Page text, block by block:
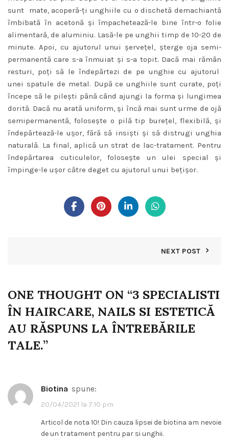
sunt mate, acoperă-ţi unghiile cu o dischetă demachiantă
îmbibată în acetonă şi împachetează-le bine într-o folie
alimentară, de aluminiu. Lasă-le pe unghii timp de 10-20 de
minute. Apoi, cu ajutorul unui şerveţel, şterge oja semi-
permanentă care s-a înmuiat şi s-a topit. Dacă mai rămân
resturi, poţi să le îndepărtezi de pe unghie cu ajutorul
unei spatule de metal. După ce unghiile sunt curate, poţi
începe să le pileşti până când ajungi la forma şi lungimea
dorită. Dacă nu arată uniform, şi încă mai sunt urme de ojă
semipermanentă, foloseşte o pilă tip bureţel, flexibilă, şi
îndepărtează-le uşor, fără să insişti şi să distrugi unghia
naturală. La final, aplică un strat de lac-tratament. Pentru
îndepărtarea cuticulelor, foloseşte un ulei special şi
împinge-le uşor către deget cu ajutorul unui beţişor.
NEXT POST
ONE THOUGHT ON “3 SPECIALISTI
ÎN HAIRCARE, NAILS SI ESTETICĂ
AU RĂSPUNS LA ÎNTREBĂRILE
TALE.”
biotina spune:
20/04/2021 la 7:10 pm
Articol de nota 10! Din cauza lipsei de biotina am nevoie
de un tratament pentru par si unghii.